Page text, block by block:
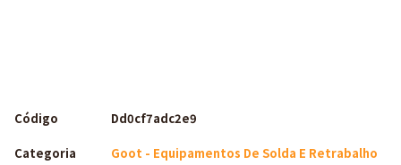
Código Dd0cf7adc2e9
Categoria Goot - Equipamentos De Solda E Retrabalho